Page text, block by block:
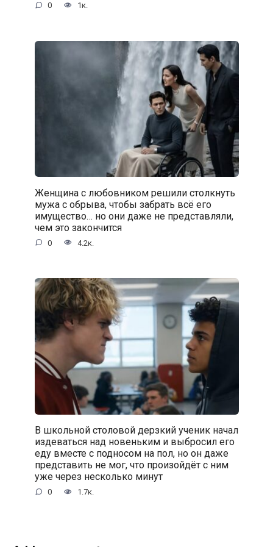
0 1к.
Женщина с любовником решили столкнуть
мужа с обрыва, чтобы забрать всё его
имущество… но они даже не представляли,
чем это закончится
0 4.2к.
В школьной столовой дерзкий ученик начал
издеваться над новеньким и выбросил его
еду вместе с подносом на пол, но он даже
представить не мог, что произойдёт с ним
уже через несколько минут
0 1.7к.